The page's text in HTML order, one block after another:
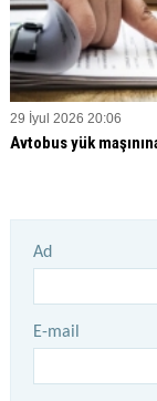
29 İyul 2026 20:06
Avtobus yük
Ad
E-mail